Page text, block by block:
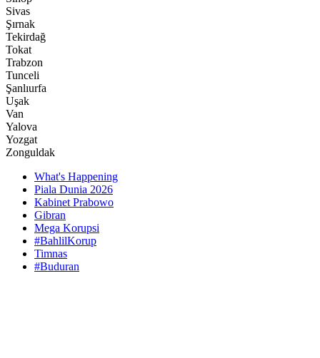
Sivas
Şırnak
Tekirdağ
Tokat
Trabzon
Tunceli
Şanlıurfa
Uşak
Van
Yalova
Yozgat
Zonguldak
What's Happening
Piala Dunia 2026
Kabinet Prabowo
Gibran
Mega Korupsi
#BahlilKorup
Timnas
#Buduran